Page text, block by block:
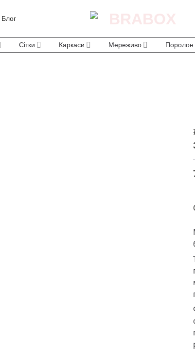
Блог
Сітки Каркаси Мереживо Поролон